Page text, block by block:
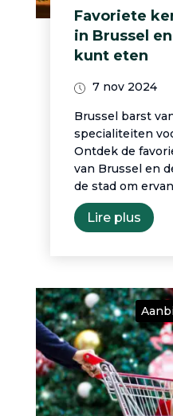
Favoriete
in Brussel
kunt eten
7 nov 2024
Brussel barst
specialiteiten
Ontdek de
van Brussel en
de stad om
Lire plus